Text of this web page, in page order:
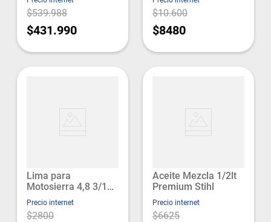
Cargador Doble
Makita
$539.988
$431.990
$10.600
$8480
Lima para
Motosierra 4,8 3/16
Stihl
Precio internet
$2800
Aceite Mezcla 1/2lt
Premium Stihl
Precio internet
$6625